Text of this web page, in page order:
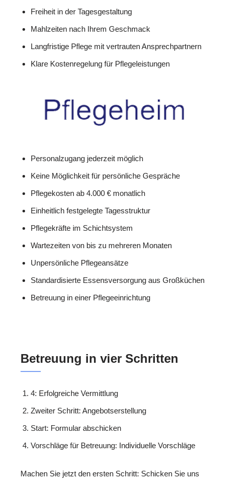
Freiheit in der Tagesgestaltung
Mahlzeiten nach Ihrem Geschmack
Langfristige Pflege mit vertrauten Ansprechpartnern
Klare Kostenregelung für Pflegeleistungen
Personalzugang jederzeit möglich
Keine Möglichkeit für persönliche Gespräche
Pflegekosten ab 4.000 € monatlich
Einheitlich festgelegte Tagesstruktur
Pflegekräfte im Schichtsystem
Wartezeiten von bis zu mehreren Monaten
Unpersönliche Pflegeansätze
Standardisierte Essensversorgung aus Großküchen
Betreuung in einer Pflegeeinrichtung
Betreuung in vier Schritten
4: Erfolgreiche Vermittlung
Zweiter Schritt: Angebotserstellung
Start: Formular abschicken
Vorschläge für Betreuung: Individuelle Vorschläge
Machen Sie jetzt den ersten Schritt: Schicken Sie uns